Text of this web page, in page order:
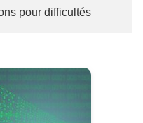
pour difficultés